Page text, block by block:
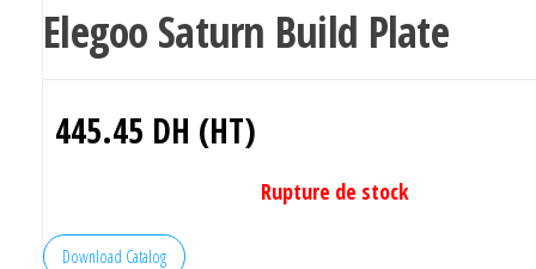
Elegoo Saturn Build Plate
445.45 DH (HT)
Rupture de stock
Download Catalog